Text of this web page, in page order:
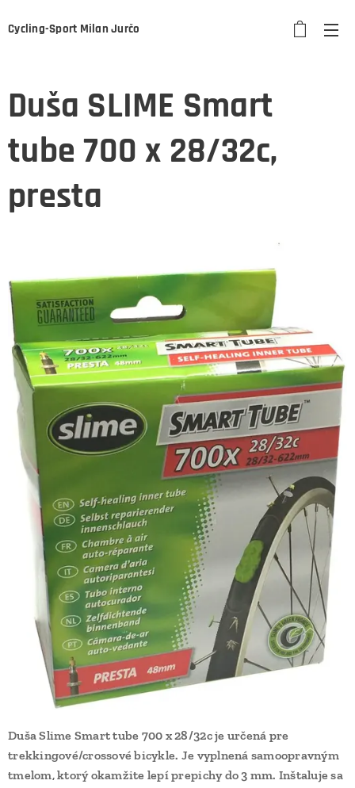
Cycling-Sport Milan Jurčo
Duša SLIME Smart
tube 700 x 28/32c,
presta
Duša Slime Smart tube 700 x 28/32c je určená pre
trekkingové/crossové bicykle. Je vyplnená samoopravným
tmelom, ktorý okamžite lepí prepichy do 3 mm. Inštaluje sa